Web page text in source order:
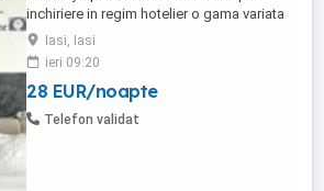
inchiriere in regim hotelier o gama variata
de apartamente si garsoniere situate in
puncte cheie ale orasului doar in
complexe rezidentiale noi: *Zona Palas
Mall - Centru - Complex Lazar Residence;
*Zona Palas Mall - Centru Complex Q
Iasi, Iasi
ieri 09:20
28 EUR/noapte
Telefon validat